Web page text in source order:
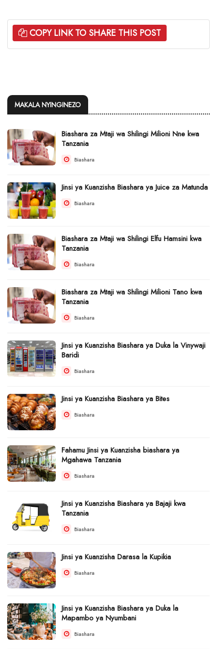
COPY LINK TO SHARE THIS POST
MAKALA NYINGINEZO
Biashara za Mtaji wa Shilingi Milioni Nne kwa
Tanzania
Biashara
Jinsi ya Kuanzisha Biashara ya Juice za Matunda
Biashara
Biashara za Mtaji wa Shilingi Elfu Hamsini kwa
Tanzania
Biashara
Biashara za Mtaji wa Shilingi Milioni Tano kwa
Tanzania
Biashara
Jinsi ya Kuanzisha Biashara ya Duka la Vinywaji
Baridi
Biashara
Jinsi ya Kuanzisha Biashara ya Bites
Biashara
Fahamu Jinsi ya Kuanzisha biashara ya
Mgahawa Tanzania
Biashara
Jinsi ya Kuanzisha Biashara ya Bajaji kwa
Tanzania
Biashara
Jinsi ya Kuanzisha Darasa la Kupikia
Biashara
Jinsi ya Kuanzisha Biashara ya Duka la
Mapambo ya Nyumbani
Biashara